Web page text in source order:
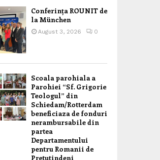
Conferința ROUNIT de
la München
August 3, 2026 0
Scoala parohiala a
Parohiei “Sf. Grigorie
Teologul” din
Schiedam/Rotterdam
beneficiaza de fonduri
nerambursabile din
partea
Departamentului
pentru Romanii de
Pretutindeni